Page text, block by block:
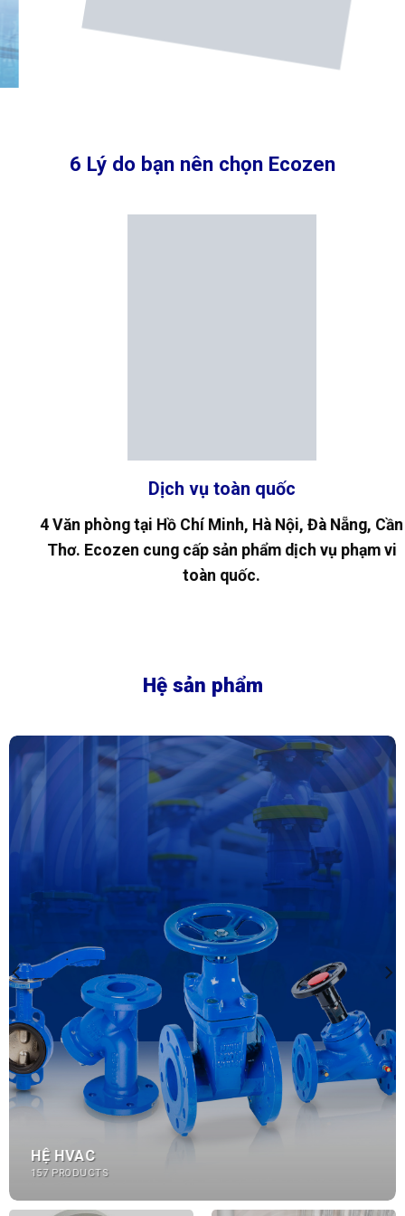
6 Lý do bạn nên chọn Ecozen
Dịch vụ toàn quốc
Văn phòng tại Hồ Chí Minh, Hà Nội, Đà Nẵng, Cần
Ecozen cung cấp sản phẩm dịch vụ phạm vi
toàn quốc.
HỆ HVAC
157 PRODUCTS